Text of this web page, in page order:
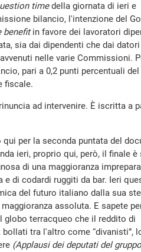
timedella giornata di ieri e
bilancio, l'intenzione del
benefitin favore dei lavoratori
sia dai dipendenti che dai
nelle varie Commissioni.
pari a 0,2 punti percentuali del
fiscale.
ad intervenire. È iscritta a
qui per la seconda puntata del
ieri, proprio qui, però, il finale è
di una maggioranza
e di codardi ruggiti da bar. Ieri
del futuro italiano dalla sua
assoluta. E sapete
globo terracqueo che il reddito di
tra l'altro come “divanisti”,
(Applausi dei deputati del gruppo